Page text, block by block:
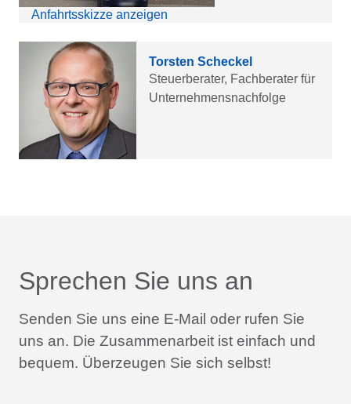
Anfahrtsskizze anzeigen
Torsten Scheckel
Steuerberater, Fachberater für
Unternehmensnachfolge
Sprechen Sie uns an
Senden Sie uns eine E-Mail oder rufen Sie
uns an. Die Zusammenarbeit ist einfach und
bequem. Überzeugen Sie sich selbst!